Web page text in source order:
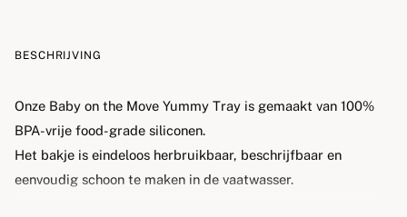
BESCHRIJVING
Onze Baby on the Move Yummy Tray is gemaakt van 100%
BPA-vrije food-grade siliconen.
Het bakje is eindeloos herbruikbaar, beschrijfbaar en
eenvoudig schoon te maken in de vaatwasser.